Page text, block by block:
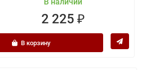
2 225 ₽
В корзину